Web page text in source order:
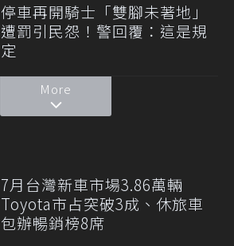
停車再開騎士「雙腳未著地」
遭罰引民怨！警回覆：這是規
定
More
7月台灣新車市場3.86萬輛
Toyota市占突破3成、休旅車
包辦暢銷榜8席